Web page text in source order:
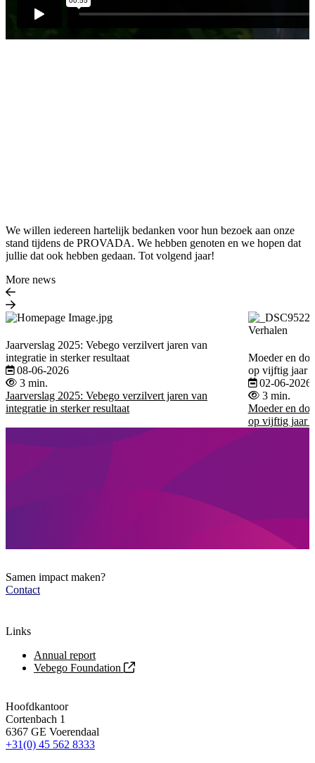
We willen iedereen hartelijk bedanken voor hun bezoek aan onze
stand tijdens de PROVADA. We hebben genoten en we hopen dat
jullie dat ook hebben gedaan. Tot volgend jaar!
More news
Jaarverslag 2025: Vebego verzilvert jaren van
integratie in sterker resultaat
08-06-2026
3 min.
Jaarverslag 2025: Vebego verzilvert jaren van
integratie in sterker resultaat
Verhalen
Moeder en
op vijftig jaar
02-06-2026
3 min.
Moeder en
op vijftig jaar
Samen impact maken?
Contact
Links
Annual report
Vebego Foundation
Hoofdkantoor
Cortenbach 1
6367 GE Voerendaal
+31(0) 45 562 8333